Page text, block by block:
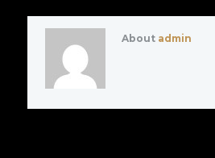
About admin